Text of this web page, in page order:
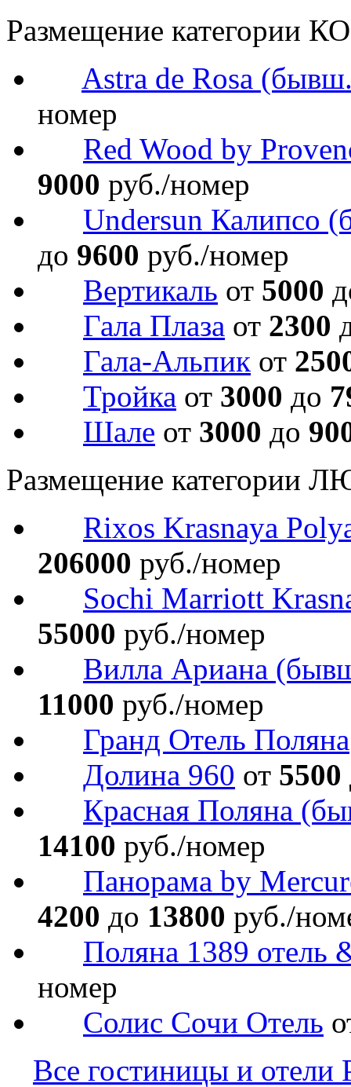
Размещение категории
Astra de Rosa
номер
Red Wood by
9000 руб./номер
Undersun Калипсо
до 9600 руб./номер
Вертикаль от 5000
Гала Плаза от 2300
Гала-Альпик от
Тройка от 3000 до
Шале от 3000 до
Размещение категории
Rixos Krasnaya
206000 руб./номер
Sochi Marriott
55000 руб./номер
Вилла Ариана
11000 руб./номер
Гранд Отель Поляна
Долина 960 от 5500
Красная Поляна
14100 руб./номер
Панорама by
4200 до 13800 руб./
Поляна 1389 отель
номер
Солис Сочи Отель
Все гостиницы и отели